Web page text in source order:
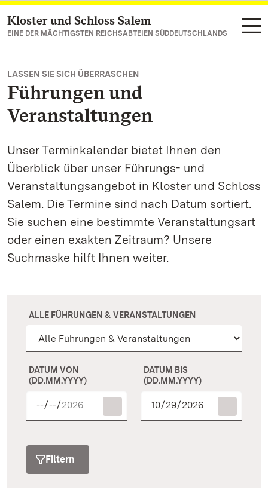
Zum Hauptinhalt springen
Kloster und Schloss Salem
EINE DER MÄCHTIGSTEN REICHSABTEIEN SÜDDEUTSCHLANDS
LASSEN SIE SICH ÜBERRASCHEN
Führungen und
Veranstaltungen
Unser Terminkalender bietet Ihnen den
Überblick über unser Führungs- und
Veranstaltungsangebot in Kloster und Schloss
Salem. Die Termine sind nach Datum sortiert.
Sie suchen eine bestimmte Veranstaltungsart
oder einen exakten Zeitraum? Unsere
Suchmaske hilft Ihnen weiter.
ALLE FÜHRUNGEN & VERANSTALTUNGEN
DATUM VON
(DD.MM.YYYY)
DATUM BIS
(DD.MM.YYYY)
Filtern